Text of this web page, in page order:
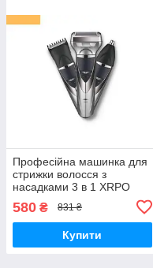
Професійна машинка для
стрижки волосся з
насадками 3 в 1 XRPO
60090 чорна (41012-DSP-
60090)
580 ₴ 831 ₴
Купити